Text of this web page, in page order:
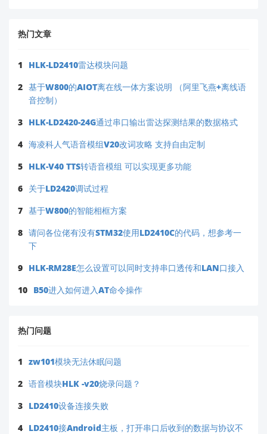
热门文章
1
HLK-LD2410雷达模块问题
2 基于W800的AIOT离在线一体方案说明 （阿里飞燕+离线语
音控制）
3 HLK-LD2420-24G通过串口输出雷达探测结果的数据格式
4 海凌科人气语音模组V20改词攻略 支持自由定制
5 HLK-V40 TTS转语音模组 可以实现更多功能
6 关于LD2420调试过程
7 基于W800的智能相框方案
8 请问各位佬有没有STM32使用LD2410C的代码，想参考一
下
9 HLK-RM28E怎么设置可以同时支持串口透传和LAN口接入
10 B50进入如何进入AT命令操作
热门问题
1 zw101模块无法休眠问题
2 语音模块HLK -v20烧录问题？
3 LD2410设备连接失败
4 LD2410接Android主板，打开串口后收到的数据与协议不